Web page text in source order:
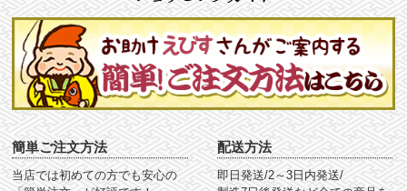
簡単ご注文方法
当店では初めての方でも安心の
配送方法
即日発送/2～3日内発送/